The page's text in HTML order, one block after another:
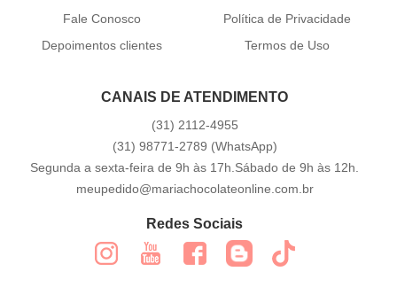
Fale Conosco
Depoimentos clientes
Política de Privacidade
Termos de Uso
CANAIS DE ATENDIMENTO
(31) 2112-4955
(31) 98771-2789 (WhatsApp)
Segunda a sexta-feira de 9h às 17h.Sábado de 9h às 12h.
meupedido@mariachocolateonline.com.br
Redes Sociais